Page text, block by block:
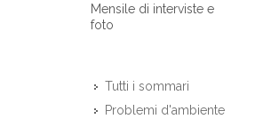
Mensile di interviste e
foto
Tutti i sommari
Problemi d'ambiente